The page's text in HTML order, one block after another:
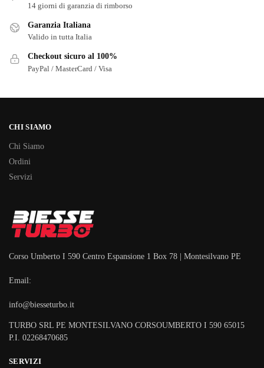
14 giorni di garanzia di rimborso
Garanzia Italiana
Valido in tutta Italia
Checkout sicuro al 100%
PayPal / MasterCard / Visa
CHI SIAMO
Chi Siamo
Ordini
Servizi
Corso Umberto I 590 Centro Espansione 1 Box 78 | Montesilvano PE
Email:
info@biesseturbo.it
TURBO SRL PE MONTESILVANO CORSOUMBERTO I 590 65015
P.I. 02268470685
SERVIZI